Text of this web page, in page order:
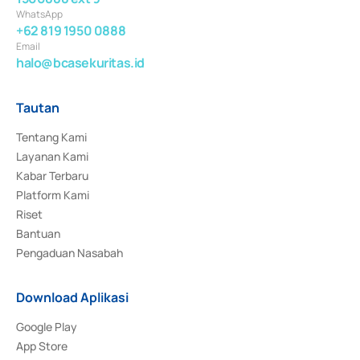
WhatsApp
+62 819 1950 0888
Email
halo@bcasekuritas.id
Tautan
Tentang Kami
Layanan Kami
Kabar Terbaru
Platform Kami
Riset
Bantuan
Pengaduan Nasabah
Download Aplikasi
Google Play
App Store